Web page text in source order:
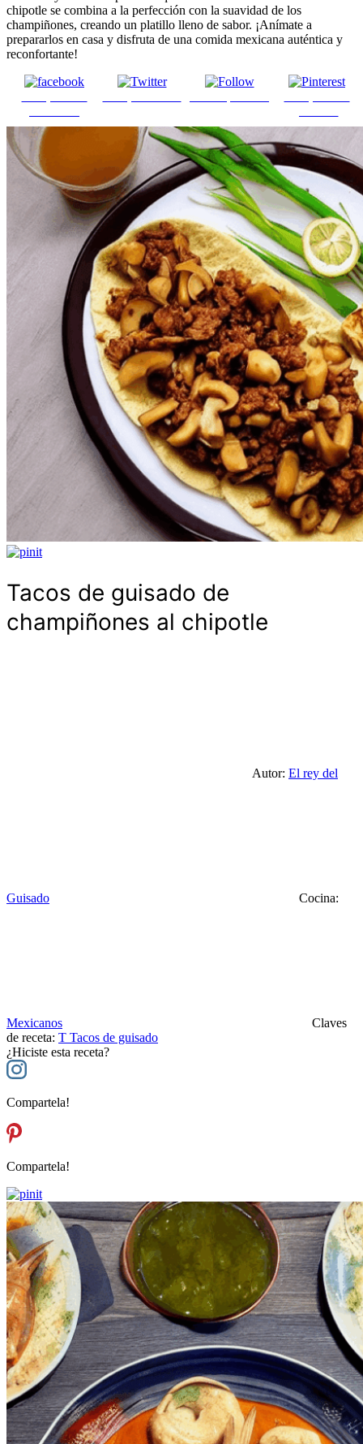
chipotle se combina a la perfección con la suavidad de los
champiñones, creando un platillo lleno de sabor. ¡Anímate a
prepararlos en casa y disfruta de una comida mexicana auténtica y
reconfortante!
Tacos de guisado de
champiñones al chipotle
Autor: El rey del
Guisado Cocina:
Mexicanos
Claves
de receta: T Tacos de guisado
¿Hiciste esta receta?
Compartela!
Compartela!